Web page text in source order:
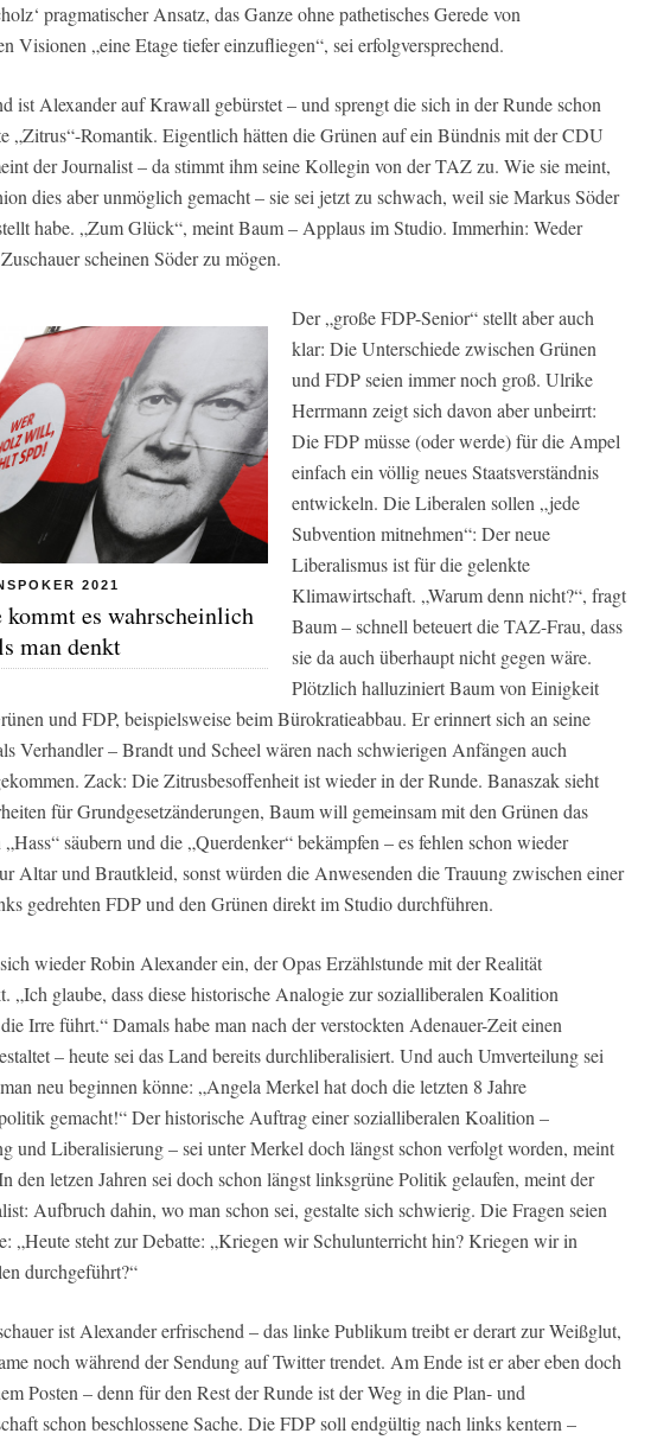
pragmatischer Ansatz, das Ganze ohne pathetisches Gerede von
Visionen „eine Etage tiefer einzufliegen“, sei erfolgversprechend.
ist Alexander auf Krawall gebürstet – und sprengt die sich in der Runde schon
„Zitrus“-Romantik. Eigentlich hätten die Grünen auf ein Bündnis mit der CDU
der Journalist – da stimmt ihm seine Kollegin von der TAZ zu. Wie sie meint,
dies aber unmöglich gemacht – sie sei jetzt zu schwach, weil sie Markus Söder
habe. „Zum Glück“, meint Baum – Applaus im Studio. Immerhin: Weder
scheinen Söder zu mögen.
2021
kommt es wahrscheinlich
man denkt
Der „große FDP-Senior“ stellt aber auch
klar: Die Unterschiede zwischen Grünen
und FDP seien immer noch groß. Ulrike
Herrmann zeigt sich davon aber unbeirrt:
Die FDP müsse (oder werde) für die Ampel
einfach ein völlig neues Staatsverständnis
entwickeln. Die Liberalen sollen „jede
Subvention mitnehmen“: Der neue
Liberalismus ist für die gelenkte
Klimawirtschaft. „Warum denn nicht?“, fragt
Baum – schnell beteuert die TAZ-Frau, dass
sie da auch überhaupt nicht gegen wäre.
Plötzlich halluziniert Baum von Einigkeit
und FDP, beispielsweise beim Bürokratieabbau. Er erinnert sich an seine
Verhandler – Brandt und Scheel wären nach schwierigen Anfängen auch
Zack: Die Zitrusbesoffenheit ist wieder in der Runde. Banaszak sieht
für Grundgesetzänderungen, Baum will gemeinsam mit den Grünen das
säubern und die „Querdenker“ bekämpfen – es fehlen schon wieder
Altar und Brautkleid, sonst würden die Anwesenden die Trauung zwischen einer
gedrehten FDP und den Grünen direkt im Studio durchführen.
wieder Robin Alexander ein, der Opas Erzählstunde mit der Realität
„Ich glaube, dass diese historische Analogie zur sozialliberalen Koalition
Irre führt.“ Damals habe man nach der verstockten Adenauer-Zeit einen
– heute sei das Land bereits durchliberalisiert. Und auch Umverteilung sei
neu beginnen könne: „Angela Merkel hat doch die letzten 8 Jahre
gemacht!“ Der historische Auftrag einer sozialliberalen Koalition –
und Liberalisierung – sei unter Merkel doch längst schon verfolgt worden, meint
den letzen Jahren sei doch schon längst linksgrüne Politik gelaufen, meint der
Aufbruch dahin, wo man schon sei, gestalte sich schwierig. Die Fragen seien
„Heute steht zur Debatte: „Kriegen wir Schulunterricht hin? Kriegen wir in
durchgeführt?“
ist Alexander erfrischend – das linke Publikum treibt er derart zur Weißglut,
noch während der Sendung auf Twitter trendet. Am Ende ist er aber eben doch
Posten – denn für den Rest der Runde ist der Weg in die Plan- und
schon beschlossene Sache. Die FDP soll endgültig nach links kentern –